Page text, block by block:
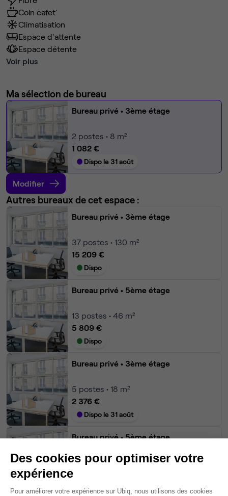
Coin cafet'
Climatisation
Espace d'attente
Espace détente
Voir plus
Ma sélection de bureau
Bureau privé • 3ème étage
2 postes • 8 m²
1 082 €
Dispo le 31 août
Modifier
Autres bureaux de cet espace :
Bureau privé • 3ème étage
37 postes • 130 m²
15 209 €
Dispo
Bureau privé • 5ème étage
13 postes • 46 m²
5 809 €
Dispo
Bureau privé • 3ème étage
5 postes • 18 m²
2 376 €
Dispo le 31 août
Bureau privé• 5ème étage
2postes • 8 m²
1 082 €
Dispo le 31 août
Des cookies pour optimiser votre
expérience
Plateforme de Gestion du
Pour améliorer votre expérience sur Ubiq, nous utilisons des cookies